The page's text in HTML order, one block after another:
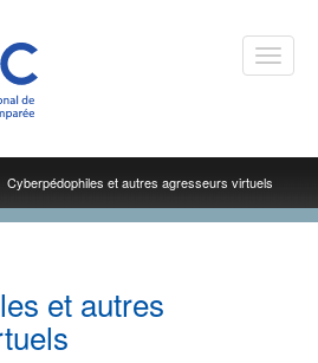
Toggle
Cyberpédophiles et autres agresseurs virtuels
et autres